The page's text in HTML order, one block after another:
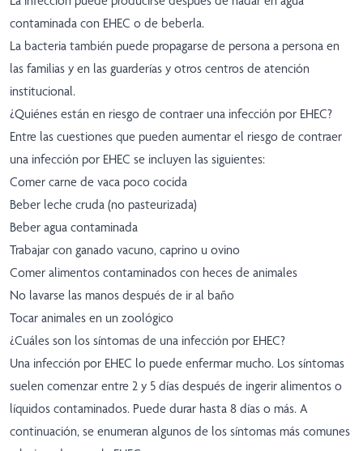
contaminada con EHEC o de beberla.
La bacteria también puede propagarse de persona a persona en
las familias y en las guarderías y otros centros de atención
institucional.
¿Quiénes están en riesgo de contraer una infección por EHEC?
Entre las cuestiones que pueden aumentar el riesgo de contraer
una infección por EHEC se incluyen las siguientes:
Comer carne de vaca poco cocida
Beber leche cruda (no pasteurizada)
Beber agua contaminada
Trabajar con ganado vacuno, caprino u ovino
Comer alimentos contaminados con heces de animales
No lavarse las manos después de ir al baño
Tocar animales en un zoológico
¿Cuáles son los síntomas de una infección por EHEC?
Una infección por EHEC lo puede enfermar mucho. Los síntomas
suelen comenzar entre 2 y 5 días después de ingerir alimentos o
líquidos contaminados. Puede durar hasta 8 días o más. A
continuación, se enumeran algunos de los síntomas más comunes